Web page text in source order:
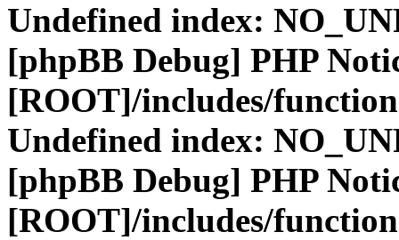
Undefined index:
[phpBB Debug] PHP
[ROOT]/includes/
Undefined index:
[phpBB Debug] PHP
[ROOT]/includes/